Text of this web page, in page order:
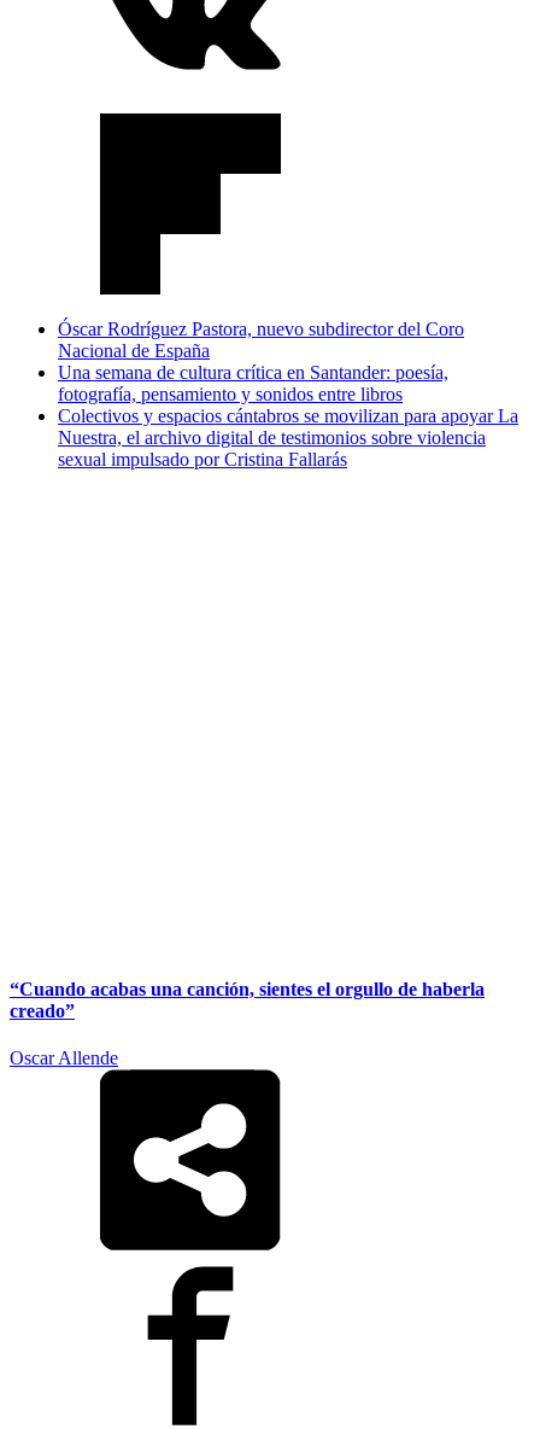
Óscar Rodríguez Pastora, nuevo subdirector del Coro
Nacional de España
Una semana de cultura crítica en Santander: poesía,
fotografía, pensamiento y sonidos entre libros
Colectivos y espacios cántabros se movilizan para apoyar La
Nuestra, el archivo digital de testimonios sobre violencia
sexual impulsado por Cristina Fallarás
“Cuando acabas una canción, sientes el orgullo de haberla
creado”
Oscar Allende